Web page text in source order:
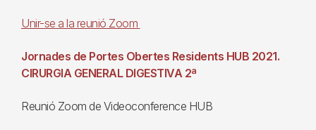
Unir-se a la reunió Zoom
Jornades de Portes Obertes Residents HUB 2021.
CIRURGIA GENERAL DIGESTIVA 2ª
Reunió Zoom de Videoconference HUB